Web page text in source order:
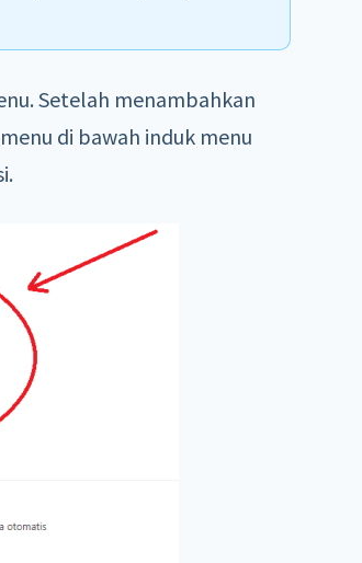
Setelah menambahkan
di bawah induk menu